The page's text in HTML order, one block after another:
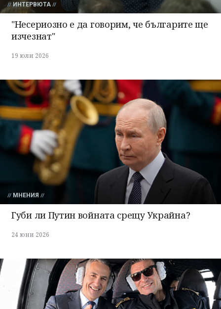
ИНТЕРВЮТА
"Несериозно е да говорим, че българите ще
изчезнат"
19 юли 2026
МНЕНИЯ
Губи ли Путин войната срещу Украйна?
24 юни 2026